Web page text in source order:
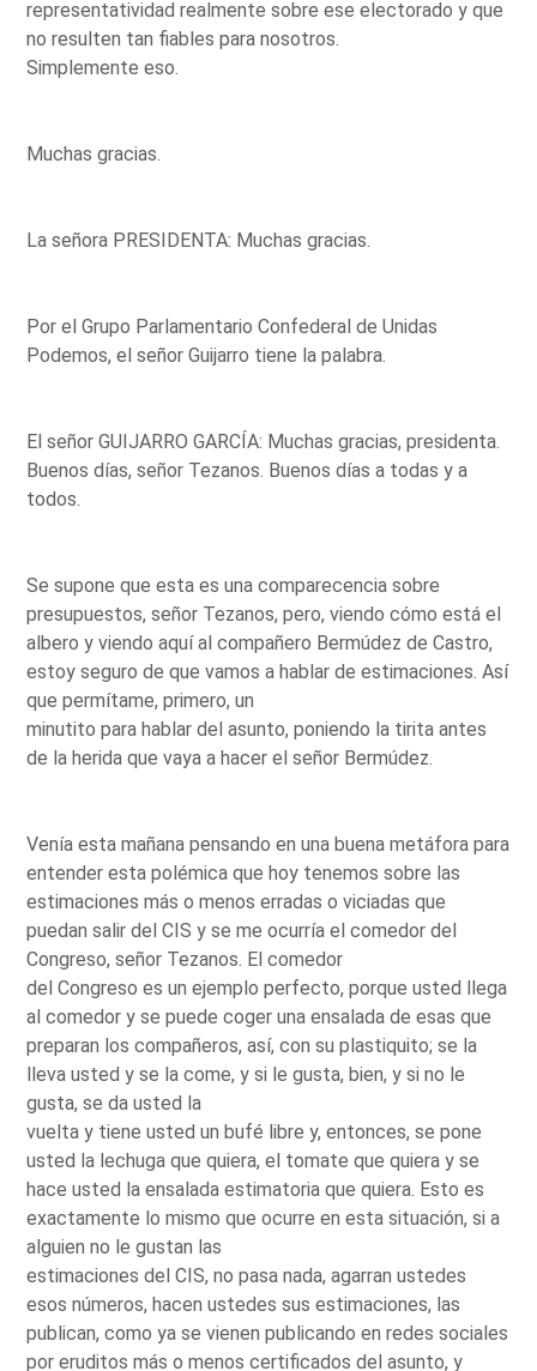
representatividad realmente sobre ese electorado y que
no resulten tan fiables para nosotros.
Simplemente eso.
Muchas gracias.
La señora PRESIDENTA: Muchas gracias.
Por el Grupo Parlamentario Confederal de Unidas
Podemos, el señor Guijarro tiene la palabra.
El señor GUIJARRO GARCÍA: Muchas gracias, presidenta.
Buenos días, señor Tezanos. Buenos días a todas y a
todos.
Se supone que esta es una comparecencia sobre
presupuestos, señor Tezanos, pero, viendo cómo está el
albero y viendo aquí al compañero Bermúdez de Castro,
estoy seguro de que vamos a hablar de estimaciones. Así
que permítame, primero, un
minutito para hablar del asunto, poniendo la tirita antes
de la herida que vaya a hacer el señor Bermúdez.
Venía esta mañana pensando en una buena metáfora para
entender esta polémica que hoy tenemos sobre las
estimaciones más o menos erradas o viciadas que
puedan salir del CIS y se me ocurría el comedor del
Congreso, señor Tezanos. El comedor
del Congreso es un ejemplo perfecto, porque usted llega
al comedor y se puede coger una ensalada de esas que
preparan los compañeros, así, con su plastiquito; se la
lleva usted y se la come, y si le gusta, bien, y si no le
gusta, se da usted la
vuelta y tiene usted un bufé libre y, entonces, se pone
usted la lechuga que quiera, el tomate que quiera y se
hace usted la ensalada estimatoria que quiera. Esto es
exactamente lo mismo que ocurre en esta situación, si a
alguien no le gustan las
estimaciones del CIS, no pasa nada, agarran ustedes
esos números, hacen ustedes sus estimaciones, las
publican, como ya se vienen publicando en redes sociales
por eruditos más o menos certificados del asunto, y